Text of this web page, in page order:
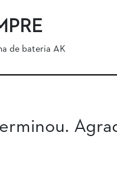
de bateria AK